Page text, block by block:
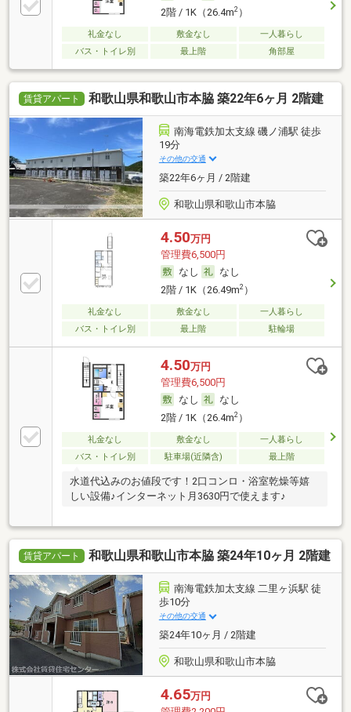
2階 / 1K（26.4m2）
礼金なし 敷金なし
一人暮らし
バス・トイレ別
最上階 角部屋
賃貸アパート 和歌山県和歌山市本脇 築22年6ヶ月 2階建
南海電鉄加太支線 磯ノ浦駅 徒歩
19分
その他の交通
築22年6ヶ月 / 2階建
和歌山県和歌山市本脇
4.50万円
管理費6,500円
なし
なし
2階 / 1K（26.49m2）
礼金なし 敷金なし
一人暮らし
バス・トイレ別
最上階 駐輪場
4.50万円
管理費6,500円
なし
なし
2階 / 1K（26.4m2）
礼金なし 敷金なし
一人暮らし
バス・トイレ別
駐車場(近隣含) 最上階
水道代込みのお値段です！2口コンロ・浴室乾燥等嬉
しい設備♪インターネット月3630円で使えます♪
賃貸アパート 和歌山県和歌山市本脇 築24年10ヶ月 2階建
南海電鉄加太支線 二里ヶ浜駅 徒
歩10分
その他の交通
築24年10ヶ月 / 2階建
和歌山県和歌山市本脇
4.65万円